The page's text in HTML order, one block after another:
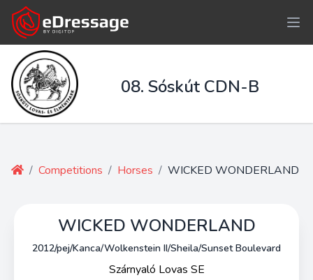
08. Sóskút CDN-B
/ Competitions / Horses / WICKED WONDERLAND
WICKED WONDERLAND
2012/pej/Kanca/Wolkenstein II/Sheila/Sunset Boulevard
Szárnyaló Lovas SE